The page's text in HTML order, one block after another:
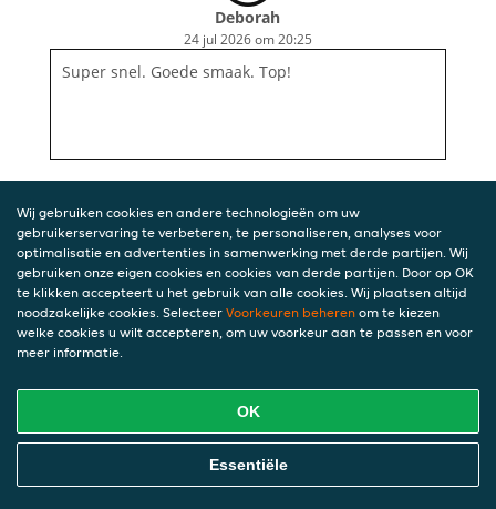
Deborah
24 jul 2026 om 20:25
Super snel. Goede smaak. Top!
Wij gebruiken cookies en andere technologieën om uw
gebruikerservaring te verbeteren, te personaliseren, analyses voor
optimalisatie en advertenties in samenwerking met derde partijen. Wij
gebruiken onze eigen cookies en cookies van derde partijen. Door op OK
te klikken accepteert u het gebruik van alle cookies. Wij plaatsen altijd
noodzakelijke cookies. Selecteer Voorkeuren beheren om te kiezen
welke cookies u wilt accepteren, om uw voorkeur aan te passen en voor
meer informatie.
OK
Essentiële